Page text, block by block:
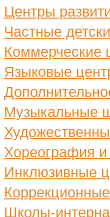
Центры
Частные
Коммерческие
Языковые
Музыкальные
Хореография и
Инклюзивные
Школы-